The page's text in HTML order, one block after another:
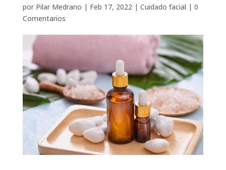
por Pilar Medrano | Feb 17, 2022| Cuidado facial | 0
Comentarios